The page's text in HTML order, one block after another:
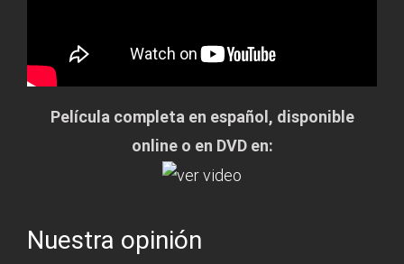
Película completa en español, disponible
online o en DVD en:
Nuestra opinión